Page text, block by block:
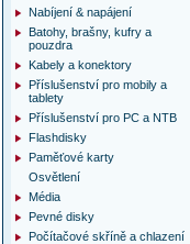
Nabíjení & napájení
Batohy, brašny, kufry a
pouzdra
Kabely a konektory
Příslušenství pro mobily a
tablety
Příslušenství pro PC a NTB
Flashdisky
Paměťové karty
Osvětlení
Média
Pevné disky
Počítačové skříně a chlazení